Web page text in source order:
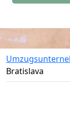
Bratislava